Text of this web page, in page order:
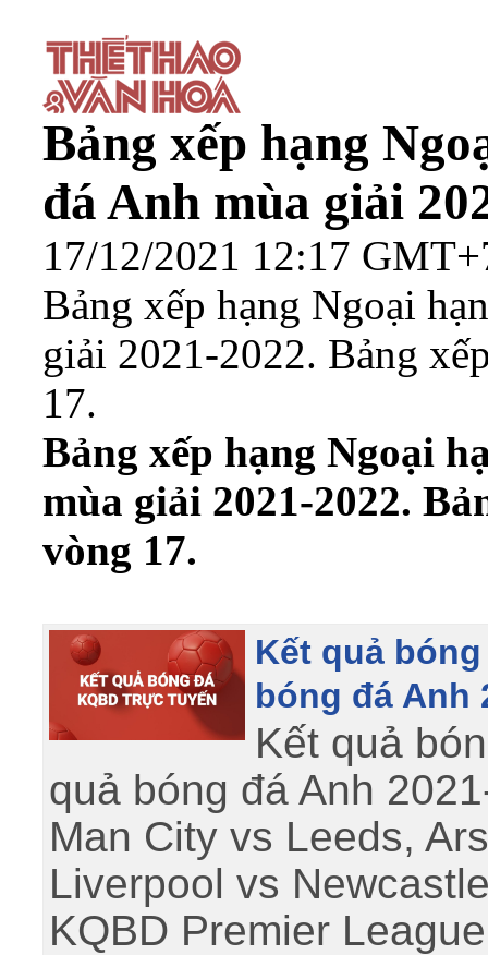
Bảng xếp hạng
đá Anh mùa giải
17/12/2021 12:17
Bảng xếp hạng Ngoại
giải 2021-2022. Bảng
17.
Bảng xếp hạng Ngoại
mùa giải 2021-2022.
vòng 17.
Kết quả
bóng đá Anh
Kết quả
quả bóng đá Anh
Man City vs Leeds,
Liverpool vs
KQBD Premier